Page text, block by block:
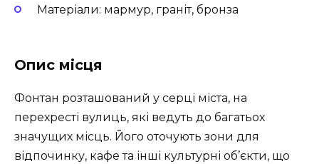
Матеріали: мармур, граніт, бронза
Опис місця
Фонтан розташований у серці міста, на
перехресті вулиць, які ведуть до багатьох
значущих місць. Його оточують зони для
відпочинку, кафе та інші культурні об’єкти, що